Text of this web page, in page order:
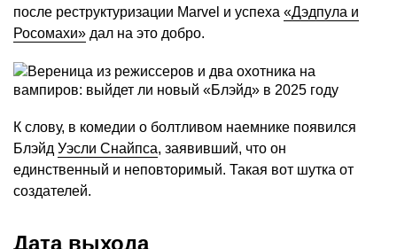
после реструктуризации Marvel и успеха «Дэдпула и
Росомахи» дал на это добро.
К слову, в комедии о болтливом наемнике появился
Блэйд Уэсли Снайпса, заявивший, что он
единственный и неповторимый. Такая вот шутка от
создателей.
Дата выхода